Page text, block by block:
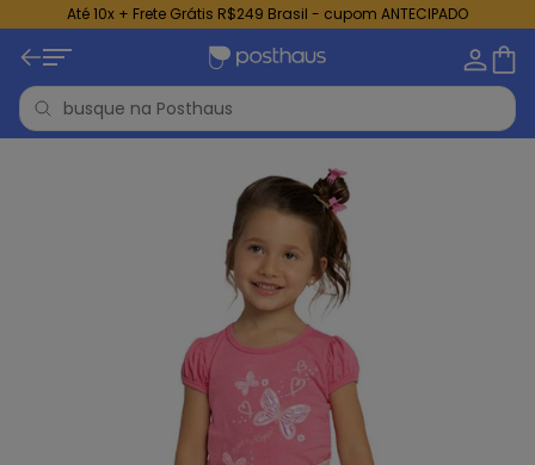
Até 10x + Frete Grátis R$249 Brasil - cupom ANTECIPADO